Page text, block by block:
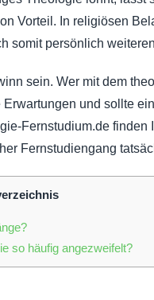
Vorteil. In religiösen
somit persönlich
sein. Wer mit dem
und sollte
Fernstudium.de finden
Fernstudiengang
so häufig angezweifelt?